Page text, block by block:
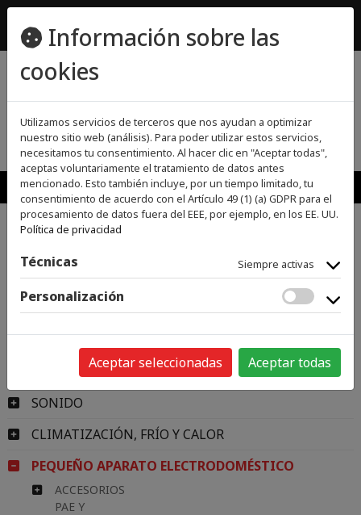
955800642
MENU
INICIO> PEQUEÑO APARATO ELECTRODOMÉSTICO
COCINAR>PICADORAS
Categorías
GRANDES ELECTRODOMÉSTICOS
IMAGEN
SONIDO
CLIMATIZACIÓN, FRÍO Y CALOR
PEQUEÑO APARATO ELECTRODOMÉSTICO
ACCESORIOS
PAE Y
Información sobre las
cookies
Utilizamos servicios de terceros que nos ayudan a optimizar
nuestro sitio web (análisis). Para poder utilizar estos servicios,
necesitamos tu consentimiento. Al hacer clic en "Aceptar todas",
aceptas voluntariamente el tratamiento de datos antes
mencionado. Esto también incluye, por un tiempo limitado, tu
consentimiento de acuerdo con el Artículo 49 (1) (a) GDPR para el
procesamiento de datos fuera del EEE, por ejemplo, en los EE. UU.
Política de privacidad
Técnicas Siempre activas
Personalización
Aceptar seleccionadas Aceptar todas